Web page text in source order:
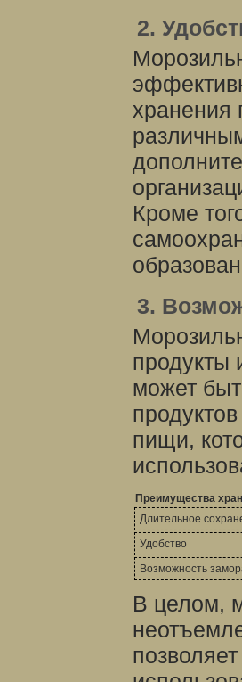
2.
хранения
Кроме
3.
продукты
может
пищи,
Преимущества
Длительное
Удобство
Возможность
В целом,